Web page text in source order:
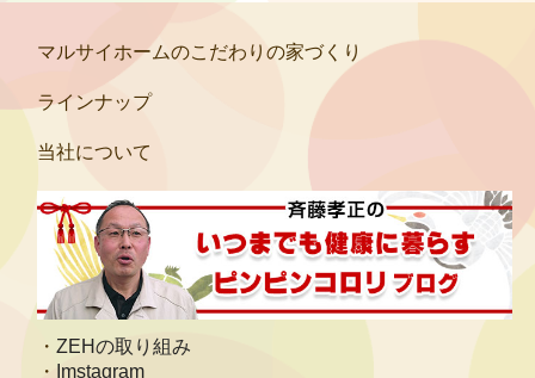
マルサイホームのこだわりの家づくり
ラインナップ
当社について
ZEHの取り組み
Imstagram